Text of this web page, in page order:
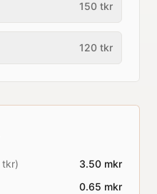
150 tkr
120 tkr
tkr) 3.50 mkr
0.65 mkr